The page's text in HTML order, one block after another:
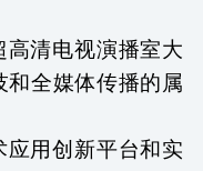
清电视演播室大
和全媒体传播的属
用创新平台和实